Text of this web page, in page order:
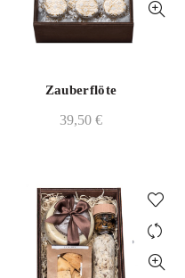
Zauberflöte
39,50 €